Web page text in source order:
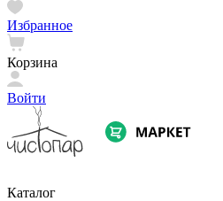
Избранное
Корзина
Войти
Каталог